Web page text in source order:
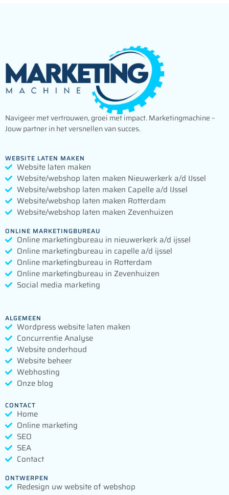
Navigeer met vertrouwen, groei met impact. Marketingmachine –
Jouw partner in het versnellen van succes.
WEBSITE LATEN MAKEN
Website laten maken
Website/webshop laten maken Nieuwerkerk a/d IJssel
Website/webshop laten maken Capelle a/d IJssel
Website/webshop laten maken Rotterdam
Website/webshop laten maken Zevenhuizen
ONLINE MARKETINGBUREAU
Online marketingbureau in nieuwerkerk a/d ijssel
Online marketingbureau in capelle a/d ijssel
Online marketingbureau in Rotterdam
Online marketingbureau in Zevenhuizen
Social media marketing
ALGEMEEN
Wordpress website laten maken
Concurrentie Analyse
Website onderhoud
Website beheer
Webhosting
Onze blog
CONTACT
Home
Online marketing
SEO
SEA
Contact
ONTWERPEN
Redesign uw website of webshop